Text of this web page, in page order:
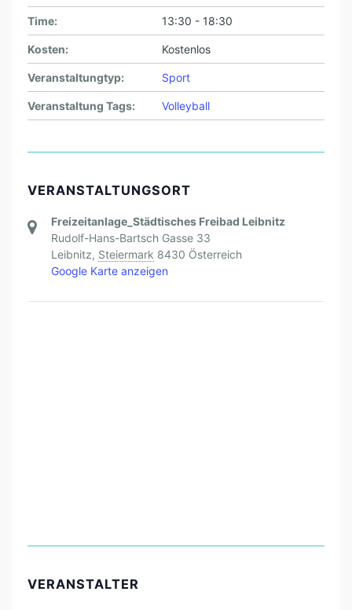
Time: 13:30 - 18:30
Kosten: Kostenlos
Veranstaltungtyp: Sport
Veranstaltung Tags: Volleyball
VERANSTALTUNGSORT
Freizeitanlage_Städtisches Freibad Leibnitz
Rudolf-Hans-Bartsch Gasse 33
Leibnitz, Steiermark 8430 Österreich
Google Karte anzeigen
VERANSTALTER